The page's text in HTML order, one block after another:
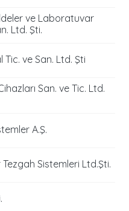
ve Laboratuvar
Ltd. Şti.
Tic. ve San. Ltd. Şti
San. ve Tic. Ltd.
A.Ş.
Sistemleri Ltd.Şti.